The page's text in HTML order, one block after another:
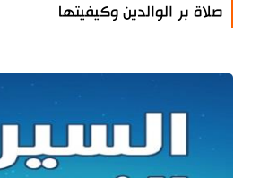
صلاة بر الوالدين وكيفيتها